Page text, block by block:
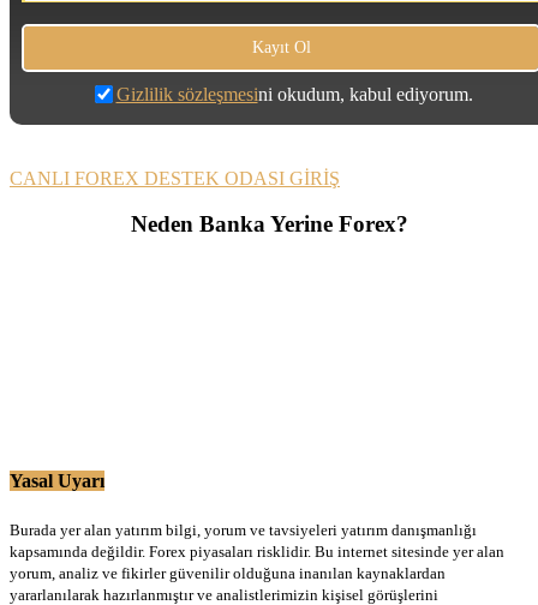
Gizlilik sözleşmesini okudum, kabul ediyorum.
CANLI FOREX DESTEK ODASI GİRİŞ
Neden Banka Yerine Forex?
Yasal Uyarı
Burada yer alan yatırım bilgi, yorum ve tavsiyeleri yatırım danışmanlığı
kapsamında değildir. Forex piyasaları risklidir. Bu internet sitesinde yer alan
yorum, analiz ve fikirler güvenilir olduğuna inanılan kaynaklardan
yararlanılarak hazırlanmıştır ve analistlerimizin kişisel görüşlerini